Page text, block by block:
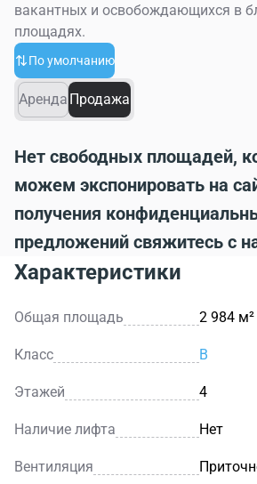
вакантных и освобождающихся в
площадях.
По умолчанию
Аренда Продажа
Нет свободных площадей,
можем экспонировать на
получения
предложений свяжитесь с
Характеристики
Общая площадь 2 984 м²
Класс B
Этажей 4
Наличие лифта Нет
Вентиляция